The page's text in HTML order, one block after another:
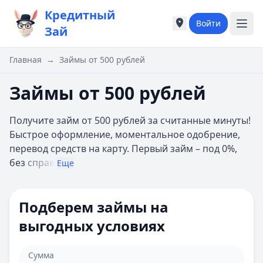
Кредитный
Зай
Города России
Екатеринбург
Казань
Астрахань
Б
Барнаул
Города России
Екатеринбург
Казань
Астрахань
Б
Барнаул
Войти
Главная → Займы от 500 рублей
Займы от 500 рублей
Получите займ от 500 рублей за считанные минуты!
Быстрое оформление, моментальное одобрение,
перевод средств на карту. Первый займ – под 0%,
без справ Еще
Подберем займы на
выгодных условиях
Сумма